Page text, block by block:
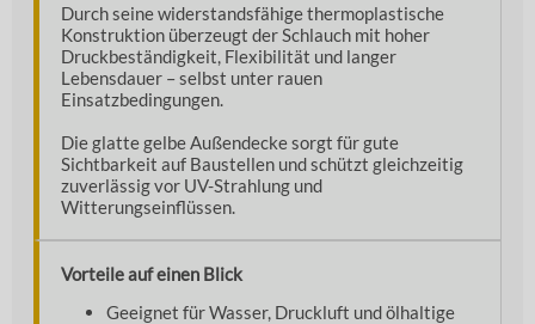
Durch seine widerstandsfähige thermoplastische
Konstruktion überzeugt der Schlauch mit hoher
Druckbeständigkeit, Flexibilität und langer
Lebensdauer – selbst unter rauen
Einsatzbedingungen.
Die glatte gelbe Außendecke sorgt für gute
Sichtbarkeit auf Baustellen und schützt gleichzeitig
zuverlässig vor UV-Strahlung und
Witterungseinflüssen.
Vorteile auf einen Blick
Geeignet für Wasser, Druckluft und ölhaltige